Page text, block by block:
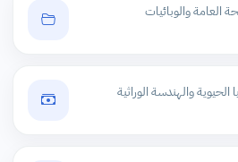
والوبائيات
والهندسة الوراثية